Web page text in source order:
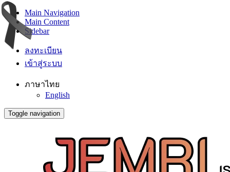
Main Navigation
Main Content
Sidebar
ลงทะเบียน
เข้าสู่ระบบ
ภาษาไทย
English
Toggle navigation